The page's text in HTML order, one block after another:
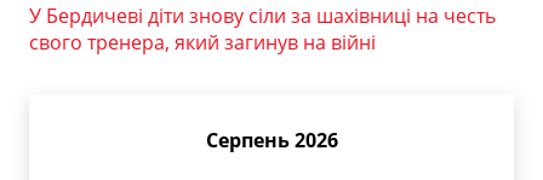
У Бердичеві діти знову сіли за шахівниці на честь
свого тренера, який загинув на війні
Серпень 2026